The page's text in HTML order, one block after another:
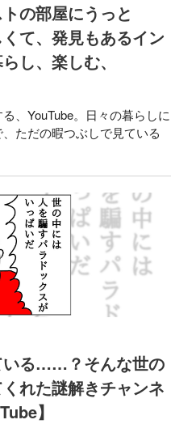
の部屋にうっと
て、発見もあるイン
し、楽しむ、
、YouTube。日々の暮らしに
ただの暇つぶしで見ている
いる……？そんな世の
れた謎解きチャンネ
】